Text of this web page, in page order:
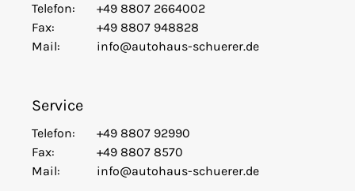
Telefon:
+49 8807 2664002
Fax:
+49 8807 948828
Mail:
info@autohaus-schuerer.de
Service
Telefon:
+49 8807 92990
Fax:
+49 8807 8570
Mail:
info@autohaus-schuerer.de